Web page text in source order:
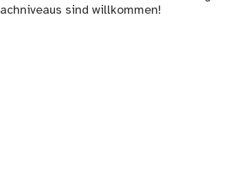
sind willkommen!